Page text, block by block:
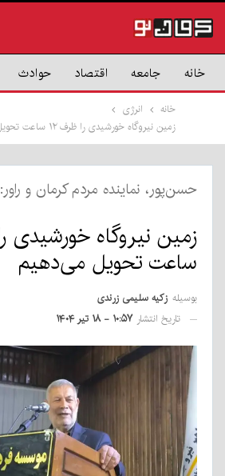
خانه جامعه اقتصاد حوادث
خانه
انرژی
زمین نیروگاه خورشیدی را ظرف ۱۲ ساعت تحویل می‌دهیم
حسن‌پور، نماینده مردم کرمان و راور:
ساعت تحویل می‌دهیم
بوسیله زکیه سلیمی زرندی
تاریخ انتشار ۱۰:۵۷ - ۱۸ تیر ۱۴۰۴